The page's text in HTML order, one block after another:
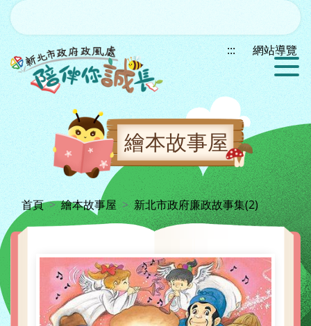
跳到主要內容區塊
::: 網站導覽
繪本故事屋
::: 首頁 繪本故事屋 新北市政府廉政故事集(2)